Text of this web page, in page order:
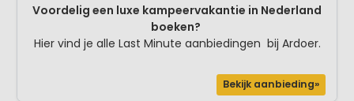
Voordelig een luxe kampeervakantie in Nederland
boeken?
Hier vind je alle Last Minute aanbiedingen bij Ardoer.
Bekijk aanbieding»